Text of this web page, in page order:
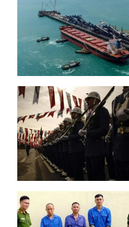
Bulagria
Crimea
Chính trị
Công nghệ
Chuyện lạ
Cuộc sống quanh ta
Casino
Chiến tranh thương mại
Chi hội phụ nữ TTTM Mátxcơva
Chính trị Nga
Chợ Vòm
Cảnh sát
Cấm bay
Cao tốc
Canada